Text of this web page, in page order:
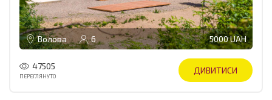
Волова 6 5000 UAH
47505
ПЕРЕГЛЯНУТО
ДИВИТИСИ